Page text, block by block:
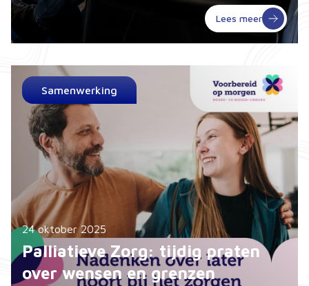
Lees meer
Samenwerking
24 oktober 2025
Palliatieve Zorg: tijdig praten
over wensen en grenzen